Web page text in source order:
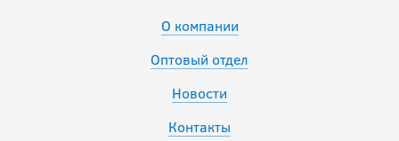
О компании
Оптовый отдел
Новости
Контакты